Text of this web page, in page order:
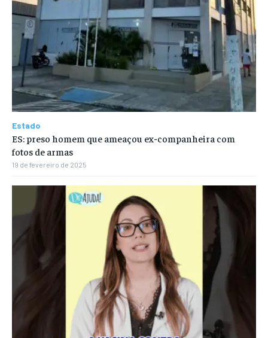
Estado
ES: preso homem que ameaçou ex-companheira com
fotos de armas
19 de fevereiro de 2025